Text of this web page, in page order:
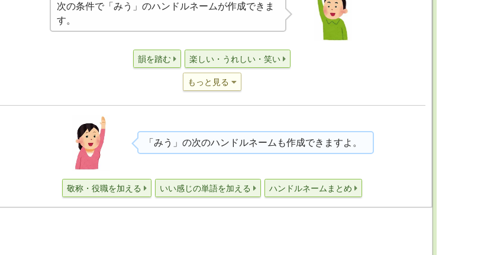
次の条件で「みう」のハンドルネームが作成できま
す。
韻を踏む 楽しい・うれしい・笑い
もっと見る
「みう」の次のハンドルネームも作成できますよ。
敬称・役職を加える いい感じの単語を加える ハンドルネームまとめ